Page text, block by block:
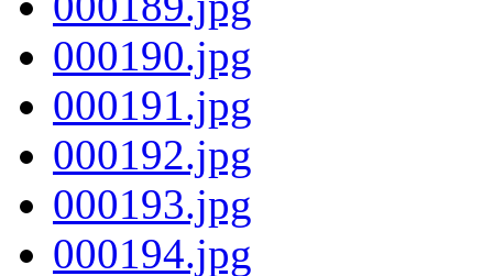
000190.jpg
000191.jpg
000192.jpg
000193.jpg
000194.jpg